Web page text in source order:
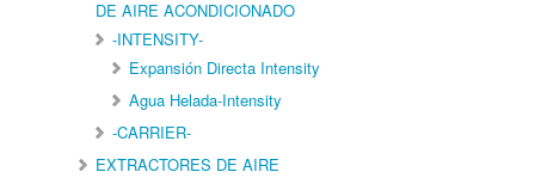
DE AIRE ACONDICIONADO
-INTENSITY-
Expansión Directa Intensity
Agua Helada-Intensity
-CARRIER-
EXTRACTORES DE AIRE